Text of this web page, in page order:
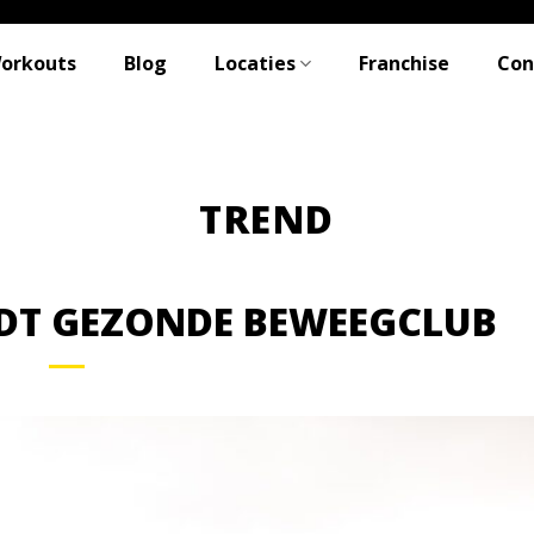
Blog Locaties Franchise
GEZONDE BEWEEGCLUB